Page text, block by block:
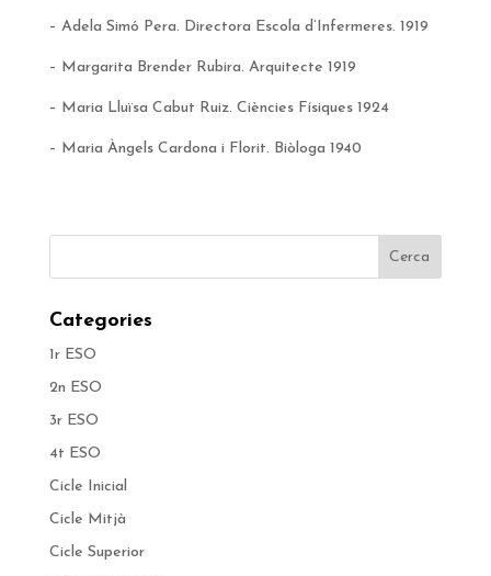
– Adela Simó Pera. Directora Escola d’Infermeres. 1919
– Margarita Brender Rubira. Arquitecte 1919
– Maria Lluïsa Cabut Ruiz. Ciències Físiques 1924
– Maria Àngels Cardona i Florit. Biòloga 1940
Categories
1r ESO
2n ESO
3r ESO
4t ESO
Cicle Inicial
Cicle Mitjà
Cicle Superior